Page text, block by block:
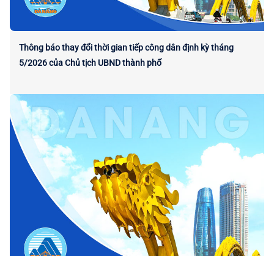
Thông báo thay đổi thời gian tiếp công dân định kỳ tháng
5/2026 của Chủ tịch UBND thành phố